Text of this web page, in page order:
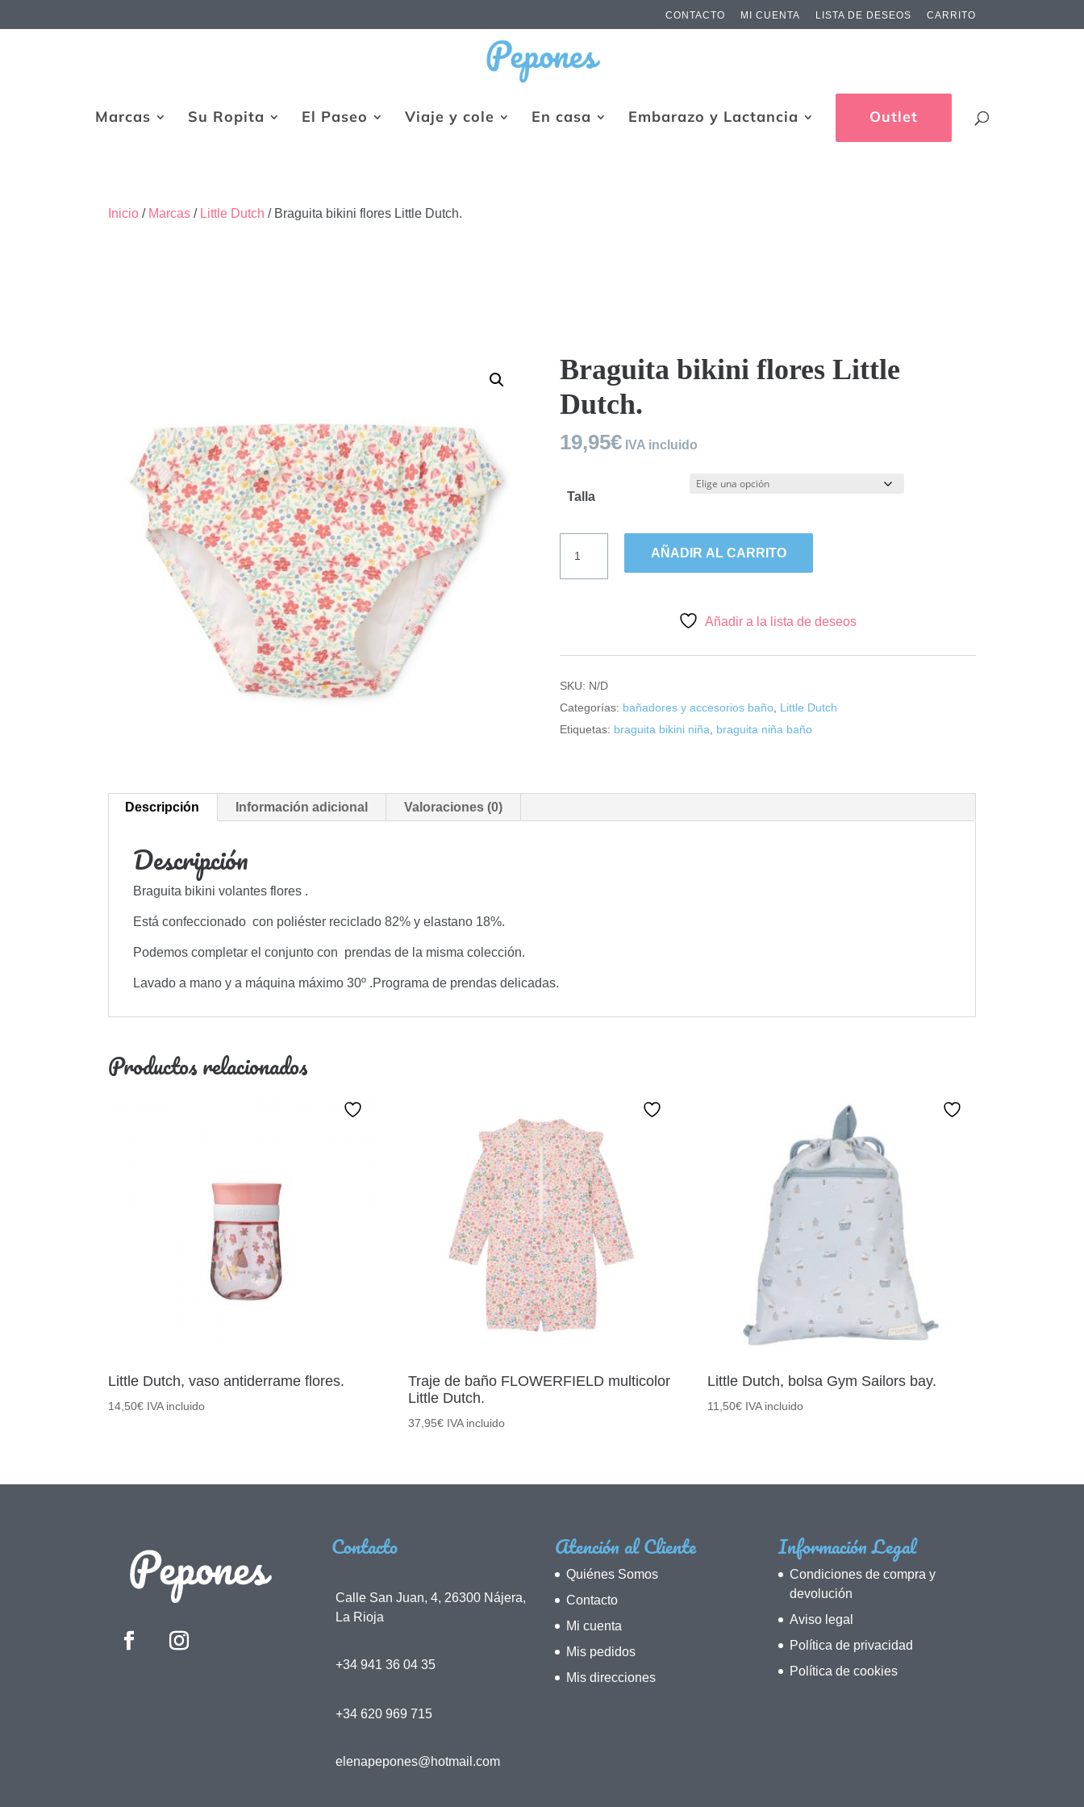
CONTACTO MI CUENTA LISTA DE DESEOS CARRITO
Marcas Su Ropita El Paseo Viaje y cole En casa Embarazo y Lactancia Outlet
Inicio / Marcas / Little Dutch / Braguita bikini flores Little Dutch.
Braguita bikini flores Little
Dutch.
19,95€ IVA incluido
Talla
bikini
flores
AÑADIR AL CARRITO
Añadir a la lista de deseos
SKU: N/D
Categorías: bañadores y accesorios baño, Little Dutch
Etiquetas: braguita bikini niña braguita niña baño
Descripción Información adicional Valoraciones (0)
Descripción
Braguita bikini volantes flores .
Está confeccionado con poliéster reciclado 82% y elastano 18%.
Podemos completar el conjunto con prendas de la misma colección.
Lavado a mano y a máquina máximo 30º .Programa de prendas delicadas.
Productos relacionados
Little Dutch, vaso antiderrame flores.
14,50€ IVA incluido
Traje de baño FLOWERFIELD multicolor
Little Dutch.
37,95€ IVA incluido
Little Dutch, bolsa Gym Sailors bay.
11,50€ IVA incluido
Contacto
Calle San Juan, 4, 26300 Nájera,
La Rioja
+34 941 36 04 35
+34 620 969 715
elenapepones@hotmail.com
Atención al Cliente
Quiénes Somos
Contacto
Mi cuenta
Mis pedidos
Mis direcciones
Información Legal
Condiciones de compra y
devolución
Aviso legal
Política de privacidad
Política de cookies